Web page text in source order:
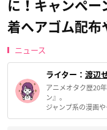
に！キャンペー
着ヘアゴム配布
ニュース
ライター： 渡辺
アニメオタク歴20
ン』。
ジャンプ系の漫画